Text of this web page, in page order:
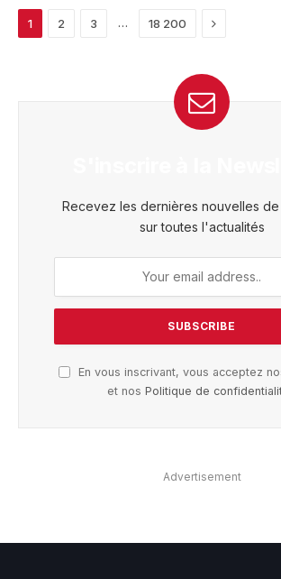
1 2 3 … 18 200 Next
Recevez les dernières nouvelles de
sur toutes l'actualités
En vous inscrivant, vous acceptez
et nos Politique de
Advertisement